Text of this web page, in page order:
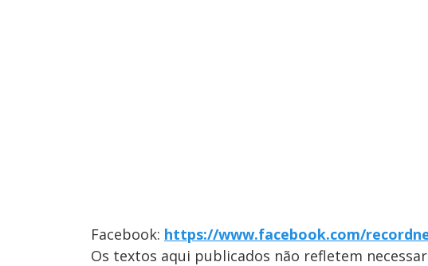
Facebook: https://www.facebook.com/
Os textos aqui publicados não refletem